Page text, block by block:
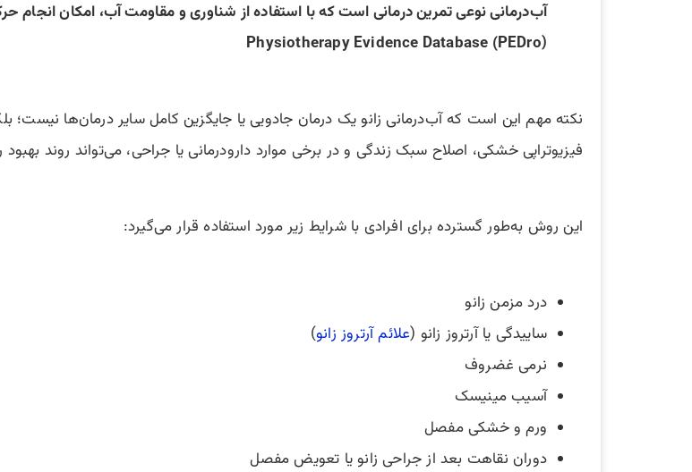
آب‌درمانی نوعی تمرین درمانی است که با استفاده از شناوری و مقاومت آب، امکان انجام
Physiotherapy Evidence Database (PEDro)
نکته مهم این است که آب‌درمانی زانو یک درمان جادویی یا جایگزین کامل سایر درمان‌ها
فیزیوتراپی خشکی، اصلاح سبک زندگی و در برخی موارد دارودرمانی یا جراحی، می‌تواند روند
این روش به‌طور گسترده برای افرادی با شرایط زیر مورد استفاده قرار می‌گیرد:
درد مزمن زانو
ساییدگی یا آرتروز زانو (علائم آرتروز زانو)
نرمی غضروف
آسیب مینیسک
ورم و خشکی مفصل
دوران نقاهت بعد از جراحی زانو یا تعویض مفصل